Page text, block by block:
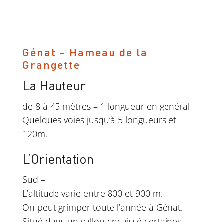
Génat – Hameau de la
Grangette
La Hauteur
de 8 à 45 mètres – 1 longueur en général
Quelques voies jusqu’à 5 longueurs et
120m.
L’Orientation
Sud –
L’altitude varie entre 800 et 900 m.
On peut grimper toute l’année à Génat.